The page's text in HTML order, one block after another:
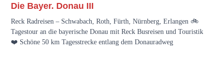
Die Bayer. Donau III
Reck Radreisen – Schwabach, Roth, Fürth, Nürnberg, Erlangen 🚲
Tagestour an die bayerische Donau mit Reck Busreisen und Touristik
❤️ Schöne 50 km Tagesstrecke entlang dem Donauradweg